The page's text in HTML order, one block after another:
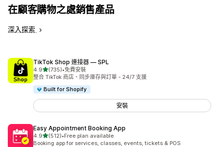
在顧客購物之處銷售產品
深入探索
TikTok Shop 連接器 — SPL
4.9滿分 5 顆星
(735)
共有 735 則評價
•免費安裝
整合 TikTok 商店、同步庫存與訂單 - 24/7 支援
Built for Shopify
安裝
Easy Appointment Booking App
4.9滿分 5 顆星
(512)
共有 512 則評價
•Free plan available
Booking app for services, classes, events, tickets & POS